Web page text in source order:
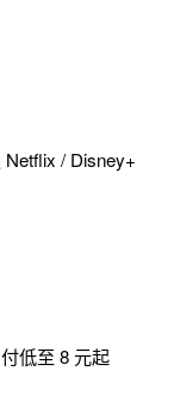
/ Disney+
低至 8 元起